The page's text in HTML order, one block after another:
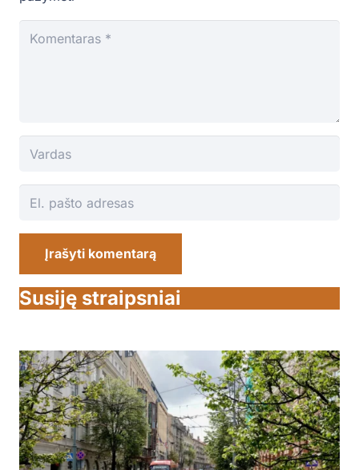
Įrašyti komentarą
Susiję straipsniai